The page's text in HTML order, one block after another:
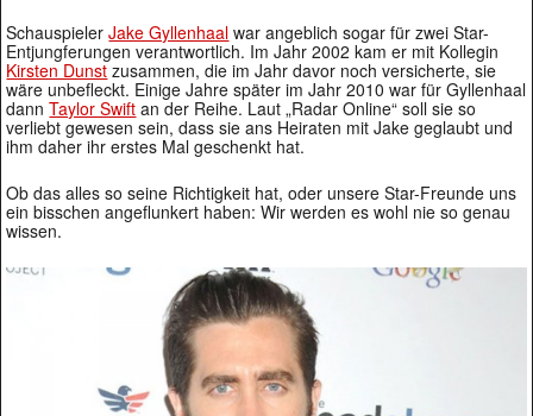
SchauspielerJake Gyllenhaal war angeblich sogar für zwei Star-
Entjungferungen verantwortlich. Im Jahr 2002 kam er mit Kollegin
Kirsten Dunst zusammen, die im Jahr davor noch versicherte, sie
wäre unbefleckt. Einige Jahre später im Jahr 2010 war für Gyllenhaal
dannTaylor Swift an der Reihe. Laut „Radar Online“ soll sie so
verliebt gewesen sein, dass sie ans Heiraten mit Jake geglaubt und
ihm daher ihr erstes Mal geschenkt hat.
Ob das alles so seine Richtigkeit hat, oder unsere Star-Freunde uns
ein bisschen angeflunkert haben: Wir werden es wohl nie so genau
wissen.